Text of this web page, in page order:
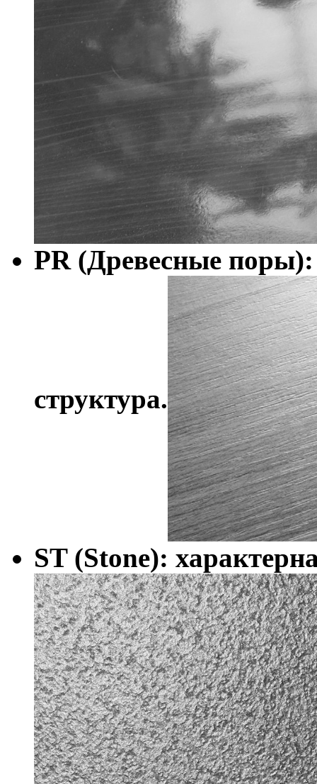
PR (Древесные
структура.
ST (Stone):